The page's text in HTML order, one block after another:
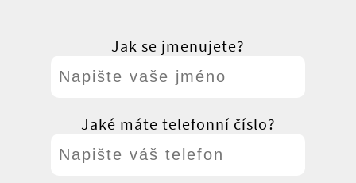
Jak se jmenujete?
Jaké máte telefonní číslo?